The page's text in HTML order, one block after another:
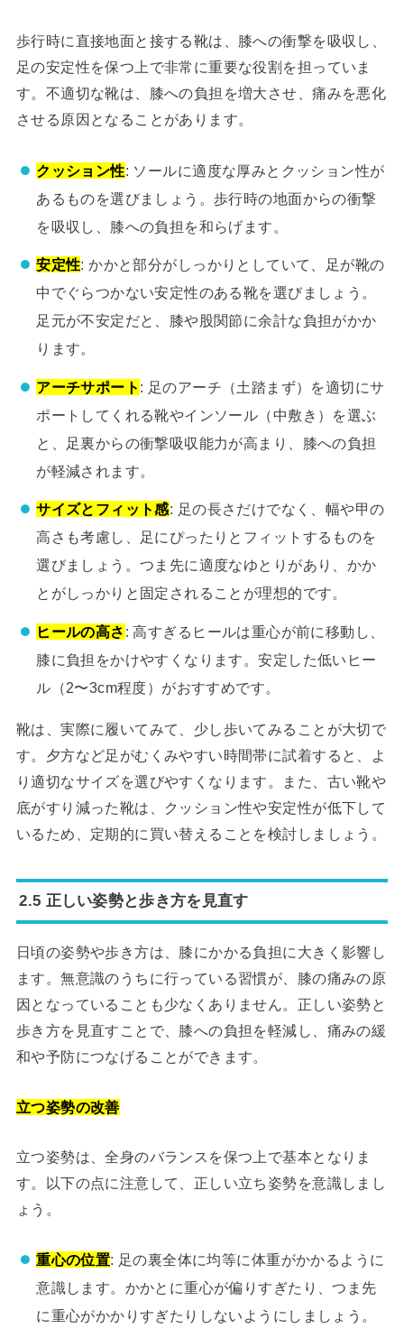
歩行時に直接地面と接する靴は、膝への衝撃を吸収し、
足の安定性を保つ上で非常に重要な役割を担っていま
す。不適切な靴は、膝への負担を増大させ、痛みを悪化
させる原因となることがあります。
クッション性: ソールに適度な厚みとクッション性が
あるものを選びましょう。歩行時の地面からの衝撃
を吸収し、膝への負担を和らげます。
安定性: かかと部分がしっかりとしていて、足が靴の
中でぐらつかない安定性のある靴を選びましょう。
足元が不安定だと、膝や股関節に余計な負担がかか
ります。
アーチサポート : 足のアーチ（土踏まず）を適切にサ
ポートしてくれる靴やインソール（中敷き）を選ぶ
と、足裏からの衝撃吸収能力が高まり、膝への負担
が軽減されます。
サイズとフィット感: 足の長さだけでなく、幅や甲の
高さも考慮し、足にぴったりとフィットするものを
選びましょう。つま先に適度なゆとりがあり、かか
とがしっかりと固定されることが理想的です。
ヒールの高さ : 高すぎるヒールは重心が前に移動し、
膝に負担をかけやすくなります。安定した低いヒー
ル（2〜3cm程度）がおすすめです。
靴は、実際に履いてみて、少し歩いてみることが大切で
す。夕方など足がむくみやすい時間帯に試着すると、よ
り適切なサイズを選びやすくなります。また、古い靴や
底がすり減った靴は、クッション性や安定性が低下して
いるため、定期的に買い替えることを検討しましょう。
2.5 正しい姿勢と歩き方を見直す
日頃の姿勢や歩き方は、膝にかかる負担に大きく影響し
ます。無意識のうちに行っている習慣が、膝の痛みの原
因となっていることも少なくありません。正しい姿勢と
歩き方を見直すことで、膝への負担を軽減し、痛みの緩
和や予防につなげることができます。
立つ姿勢の改善
立つ姿勢は、全身のバランスを保つ上で基本となりま
す。以下の点に注意して、正しい立ち姿勢を意識しまし
ょう。
重心の位置: 足の裏全体に均等に体重がかかるように
意識します。かかとに重心が偏りすぎたり、つま先
に重心がかかりすぎたりしないようにしましょう。